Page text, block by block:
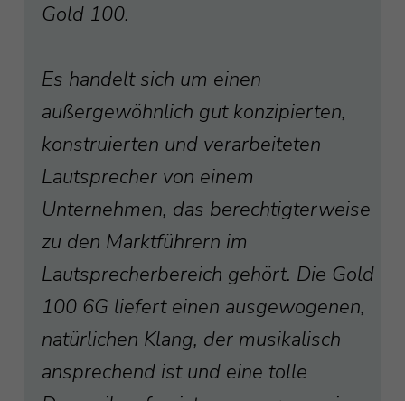
Gold 100.
Es handelt sich um einen
außergewöhnlich gut konzipierten,
konstruierten und verarbeiteten
Lautsprecher von einem
Unternehmen, das berechtigterweise
zu den Marktführern im
Lautsprecherbereich gehört. Die Gold
100 6G liefert einen ausgewogenen,
natürlichen Klang, der musikalisch
ansprechend ist und eine tolle